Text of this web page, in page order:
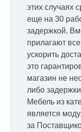
этих случаях
еще на 30
задержкой.
прилагают
ускорить
это
магазин не
либо
Мебель из
является
за